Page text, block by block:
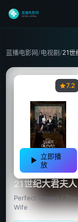
蓝播电影网/电视剧/21世
7.2
立即播
放
21世纪大君夫人
Perfect Crown /
Wife